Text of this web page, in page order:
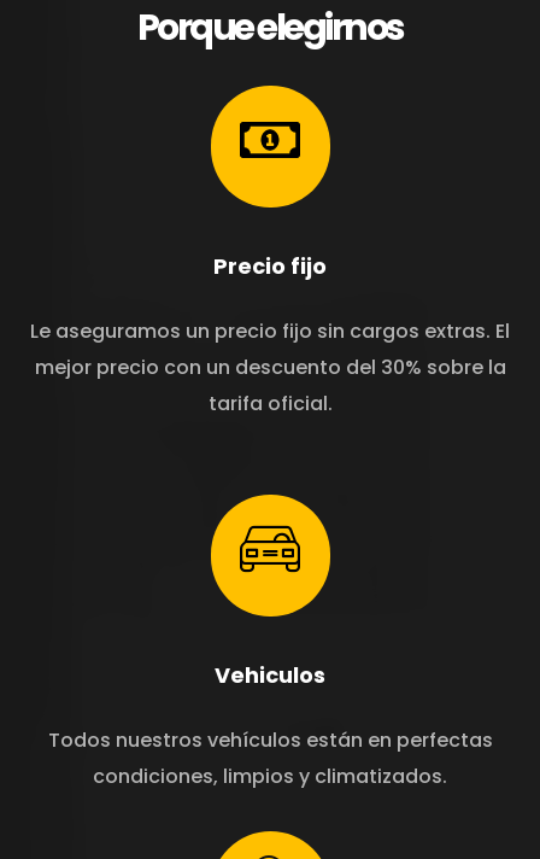
Porque elegirnos
Precio fijo
Le aseguramos un precio fijo sin cargos extras. El
mejor precio con un descuento del 30% sobre la
tarifa oficial.
Vehiculos
Todos nuestros vehículos están en perfectas
condiciones, limpios y climatizados.